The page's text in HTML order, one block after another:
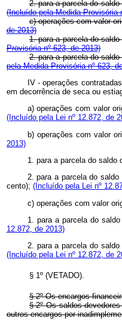
2. para a parcela do
(Incluído pela Medida Provisória
c) operações com valor
de 2013)
1. para a parcela do
Provisória nº 623, de 2013)
2. para a parcela do
pela Medida Provisória nº 623,
IV - operações
em decorrência de seca ou
a) operações com valor
(Incluído pela Lei nº 12.872, de
b) operações com valor
2013)
1. para a parcela do saldo
2. para a parcela do
cento); (Incluído pela Lei nº
c) operações com valor
1. para a parcela do
12.872, de 2013)
2. para a parcela do
(Incluído pela Lei nº 12.872, de
§ 1º (VETADO).
§ 2º Os encargos
§ 2º Os saldos
outros encargos por